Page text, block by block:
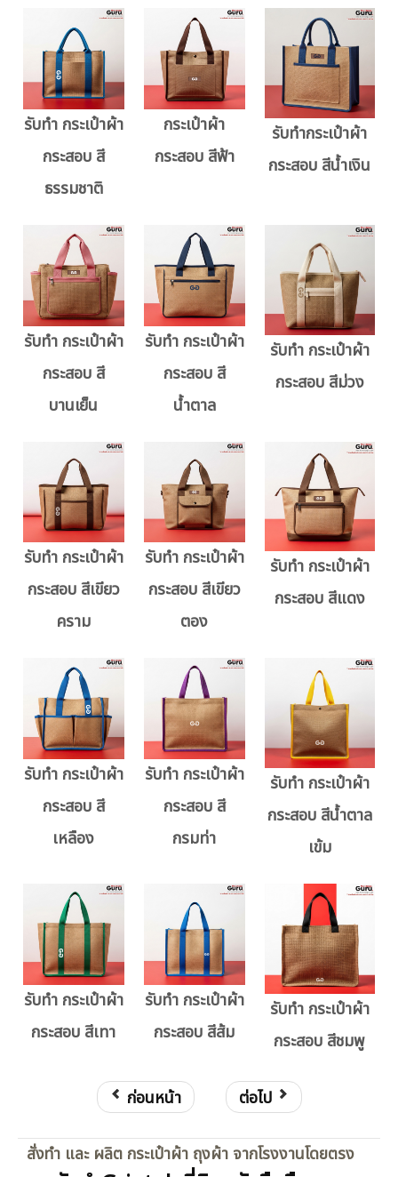
รับทำ กระเป๋าผ้า
กระสอบ สี
ธรรมชาติ
กระเป๋าผ้า
กระสอบ สีฟ้า
รับทำกระเป๋าผ้า
กระสอบ สีน้ำเงิน
รับทำ กระเป๋าผ้า
กระสอบ สี
บานเย็น
รับทำ กระเป๋าผ้า
กระสอบ สี
น้ำตาล
รับทำ กระเป๋าผ้า
กระสอบ สีม่วง
รับทำ กระเป๋าผ้า
กระสอบ สีเขียว
คราม
รับทำ กระเป๋าผ้า
กระสอบ สีเขียว
ตอง
รับทำ กระเป๋าผ้า
กระสอบ สีแดง
รับทำ กระเป๋าผ้า
กระสอบ สี
เหลือง
รับทำ กระเป๋าผ้า
กระสอบ สี
กรมท่า
รับทำ กระเป๋าผ้า
กระสอบ สีน้ำตาล
เข้ม
รับทำ กระเป๋าผ้า
กระสอบ สีเทา
รับทำ กระเป๋าผ้า
กระสอบ สีส้ม
รับทำ กระเป๋าผ้า
กระสอบ สีชมพู
ก่อนหน้า ต่อไป
สั่งทำ และ ผลิต กระเป๋าผ้า ถุงผ้า จากโรงงานโดยตรง